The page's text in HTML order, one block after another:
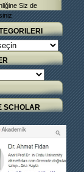
Siz de
SCHOLAR